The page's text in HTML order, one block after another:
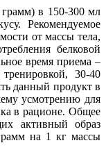
в 150-300 мл
Рекомендуемое
от массы тела,
белковой
время приема –
30-40
данный продукт в
усмотрению для
в рационе. Общее
активный образ
на 1 кг массы